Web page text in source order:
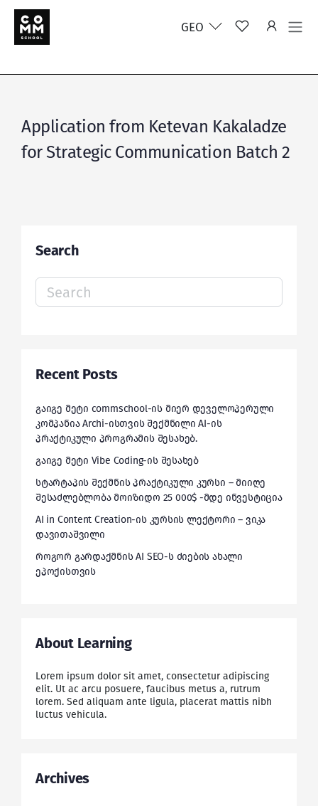
GEO
Application from Ketevan Kakaladze
for Strategic Communication Batch 2
Search
Search
for:
Recent Posts
გაიგე მეტი commschool-ის მიერ დეველოპერული
კომპანია Archi-ისთვის შექმნილი AI-ის
პრაქტიკული პროგრამის შესახებ.
გაიგე მეტი Vibe Coding-ის შესახებ
სტარტაპის შექმნის პრაქტიკული კურსი – მიიღე
შესაძლებლობა მოიზიდო 25 000$ -მდე ინვესტიცია
AI in Content Creation-ის კურსის ლექტორი – ვიკა
დავითაშვილი
როგორ გარდაქმნის AI SEO-ს ძიების ახალი
ეპოქისთვის
About Learning
Lorem ipsum dolor sit amet, consectetur adipiscing
elit. Ut ac arcu posuere, faucibus metus a, rutrum
lorem. Sed aliquam ante ligula, placerat mattis nibh
luctus vehicula.
Archives